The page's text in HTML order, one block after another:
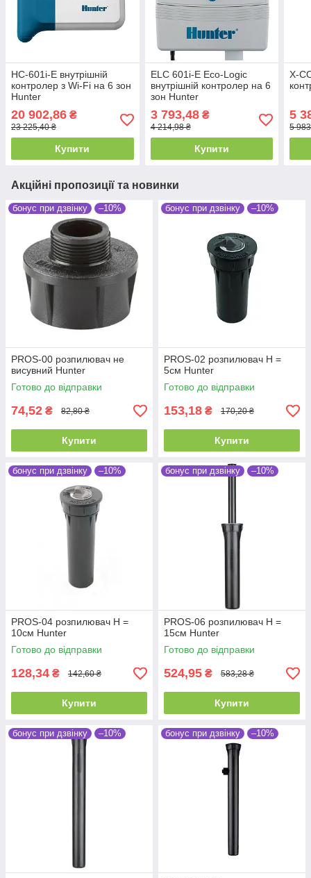
HC-601i-E внутрішній
контролер з Wi-Fi на 6 зон
Hunter
20 902,86 ₴
23 225,40 ₴
Купити
ELC 601i-E Eco-Logic
внутрішній контролер на 6
зон Hunter
3 793,48₴
4 214,98 ₴
Купити
X-
5
5
Акційні пропозиції та новинки
бонус при дзвінку –10%
PROS-00 розпилювач не
висувний Hunter
Готово до відправки
74,52 ₴ 82,80 ₴
Купити
бонус при дзвінку –10%
PROS-02 розпилювач Н =
5см Hunter
Готово до відправки
153,18 ₴ 170,20 ₴
Купити
бонус при дзвінку –10%
PROS-04 розпилювач Н =
10см Hunter
Готово до відправки
128,34 ₴ 142,60 ₴
Купити
бонус при дзвінку –10%
PROS-06 розпилювач Н =
15см Hunter
Готово до відправки
524,95 ₴ 583,28 ₴
Купити
бонус при дзвінку –10% бонус при дзвінку –10%